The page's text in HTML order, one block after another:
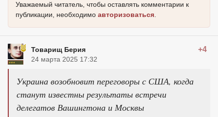
Уважаемый читатель, чтобы оставлять комментарии к
публикации, необходимо авторизоваться
Товарищ Берия +4
24 марта 2025 17:32
Украина возобновит переговоры с США, когда
станут известны результаты встречи
делегатов Вашингтона и Москвы